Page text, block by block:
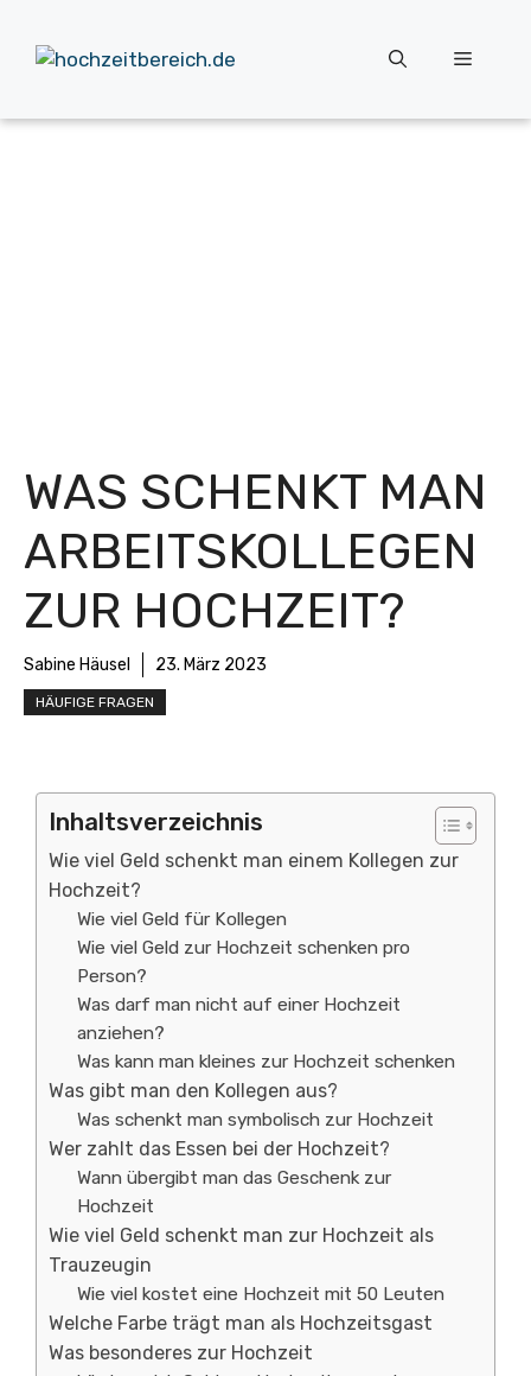
Inhalt
springen
Menü
WAS SCHENKT MAN
ARBEITSKOLLEGEN
ZUR HOCHZEIT?
Sabine Häusel 23. März 2023
HÄUFIGE FRAGEN
Inhaltsverzeichnis
Wie viel Geld schenkt man einem Kollegen zur
Hochzeit?
Wie viel Geld für Kollegen
Wie viel Geld zur Hochzeit schenken pro
Person?
Was darf man nicht auf einer Hochzeit
anziehen?
Was kann man kleines zur Hochzeit schenken
Was gibt man den Kollegen aus?
Was schenkt man symbolisch zur Hochzeit
Wer zahlt das Essen bei der Hochzeit?
Wann übergibt man das Geschenk zur
Hochzeit
Wie viel Geld schenkt man zur Hochzeit als
Trauzeugin
Wie viel kostet eine Hochzeit mit 50 Leuten
Welche Farbe trägt man als Hochzeitsgast
Was besonderes zur Hochzeit